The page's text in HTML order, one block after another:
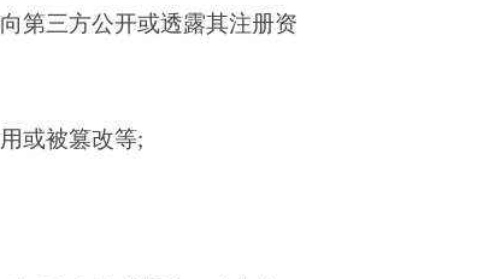
第三方公开或透露其注册资
或被篡改等;